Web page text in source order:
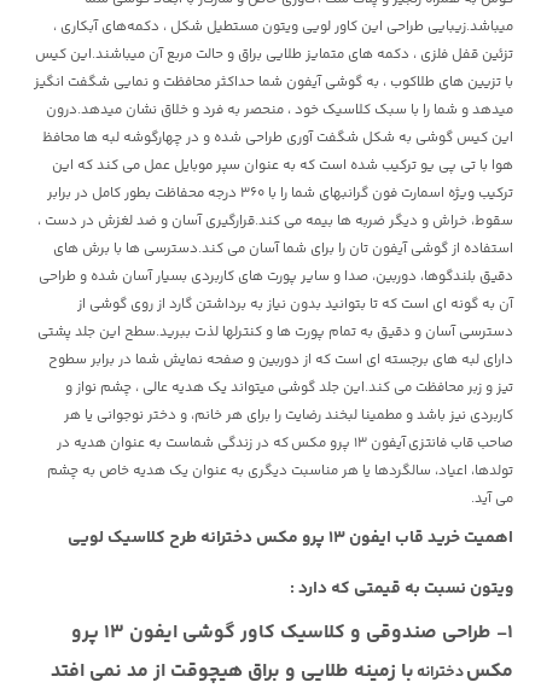
میباشد.زیبایی طراحی این کاور لویی ویتون مستطیل شکل ، دکمه‌های آبکاری ،
تزئین قفل فلزی ، دکمه های متمایز طلایی براق و حالت مربع آن میباشند.این کیس
با تزیین های طلاکوب ، به گوشی آیفون شما حداکثر محافظت و نمایی شگفت انگیز
میدهد و شما را با سبک کلاسیک خود ، منحصر به فرد و خلاق نشان میدهد.درون
این کیس گوشی به شکل شگفت آوری طراحی شده و در چهارگوشه لبه ها محافظ
هوا با تی پی یو ترکیب شده است که به عنوان سپر موبایل عمل می کند که این
ترکیب ویژه اسمارت فون گرانبهای شما را با 360 درجه محفاظت بطور کامل در برابر
سقوط، خراش و دیگر ضربه ها بیمه می کند.قرارگیری آسان و ضد لغزش در دست ،
استفاده از گوشی آیفون تان را برای شما آسان می کند.دسترسی ها با برش های
دقیق بلندگوها، دوربین، صدا و سایر پورت های کاربردی بسیار آسان شده و طراحی
آن به گونه ای است که تا بتوانید بدون نیاز به برداشتن گارد از روی گوشی از
دسترسی آسان و دقیق به تمام پورت ها و کنترلها لذت ببرید.سطح این جلد پشتی
دارای لبه های برجسته ای است که از دوربین و صفحه نمایش شما در برابر سطوح
تیز و زبر محافظت می کند.این جلد گوشی میتواند یک هدیه عالی ، چشم نواز و
کاربردی نیز باشد و مطمینا لبخند رضایت را برای هر خانم، و دختر نوجوانی یا هر
صاحب قاب فانتزیآیفون 13 پرو مکس
که در زندگی شماست به عنوان هدیه در
تولدها، اعیاد، سالگردها یا هر مناسبت دیگری به عنوان یک هدیه خاص به چشم
می آید.
اهمیت خرید قاب ایفون 13 پرو مکس دخترانه طرح کلاسیک لویی
ویتون نسبت به قیمتی که دارد :
1- طراحی صندوقی و کلاسیک کاور
گوشی ایفون 13 پرو
مکسدخترانه با زمینه طلایی و براق هیچوقت از مد نمی افتد